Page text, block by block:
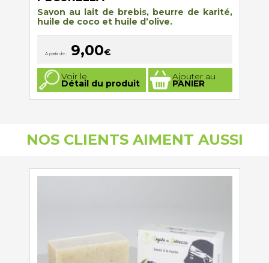
Savon au lait de brebis, beurre de karité,
huile de coco et huile d’olive.
A partir de : 9,00€
Voir le
Détail du produit
Ajouter au
PANIER
Ce
produit
a
plusieurs
être
choisies
page
NOS CLIENTS AIMENT AUSSI